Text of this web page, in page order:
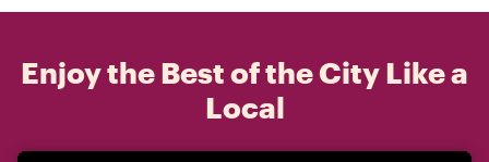
Enjoy the Best of the City Like a
Local